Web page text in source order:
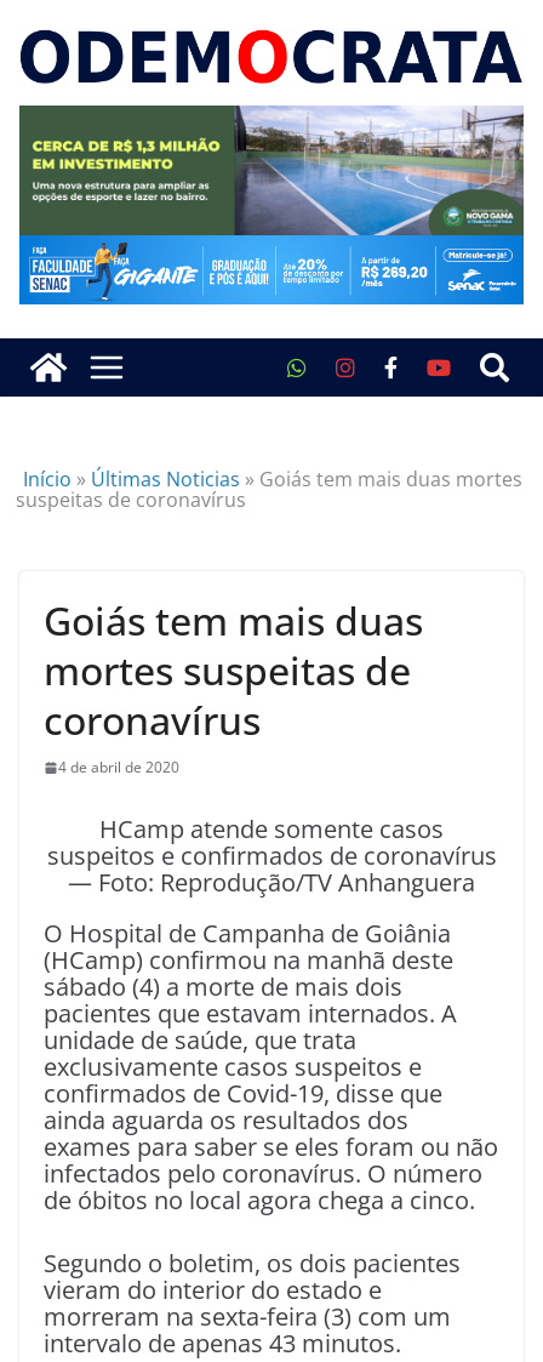
Início » Últimas Noticias » Goiás tem mais duas mortes
suspeitas de coronavírus
Goiás tem mais duas
mortes suspeitas de
coronavírus
4 de abril de 2020
HCamp atende somente casos
suspeitos e confirmados de coronavírus
— Foto: Reprodução/TV Anhanguera
O Hospital de Campanha de Goiânia
(HCamp) confirmou na manhã deste
sábado (4) a morte de mais dois
pacientes que estavam internados. A
unidade de saúde, que trata
exclusivamente casos suspeitos e
confirmados de Covid-19, disse que
ainda aguarda os resultados dos
exames para saber se eles foram ou não
infectados pelo coronavírus. O número
de óbitos no local agora chega a cinco.
Segundo o boletim, os dois pacientes
vieram do interior do estado e
morreram na sexta-feira (3) com um
intervalo de apenas 43 minutos.